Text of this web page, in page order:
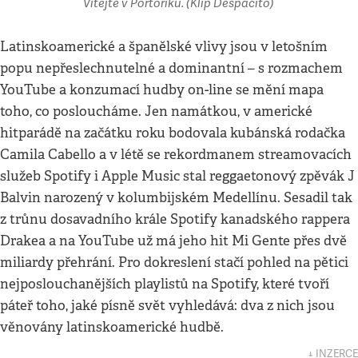
Vítejte v Portoriku. (Klip Despacito)
Latinskoamerické a španělské vlivy jsou v letošním
popu nepřeslechnutelné a dominantní – s rozmachem
YouTube a konzumací hudby on-line se mění mapa
toho, co posloucháme. Jen namátkou, v americké
hitparádě na začátku roku bodovala kubánská rodačka
Camila Cabello a v létě se rekordmanem streamovacích
služeb Spotify i Apple Music stal reggaetonový zpěvák J
Balvin narozený v kolumbijském Medellínu. Sesadil tak
z trůnu dosavadního krále Spotify kanadského rappera
Drakea a na YouTube už má jeho hit Mi Gente přes dvě
miliardy přehrání. Pro dokreslení stačí pohled na pětici
nejposlouchanějších playlistů na Spotify, které tvoří
páteř toho, jaké písně svět vyhledává: dva z nich jsou
věnovány latinskoamerické hudbě.
↓ INZERCE